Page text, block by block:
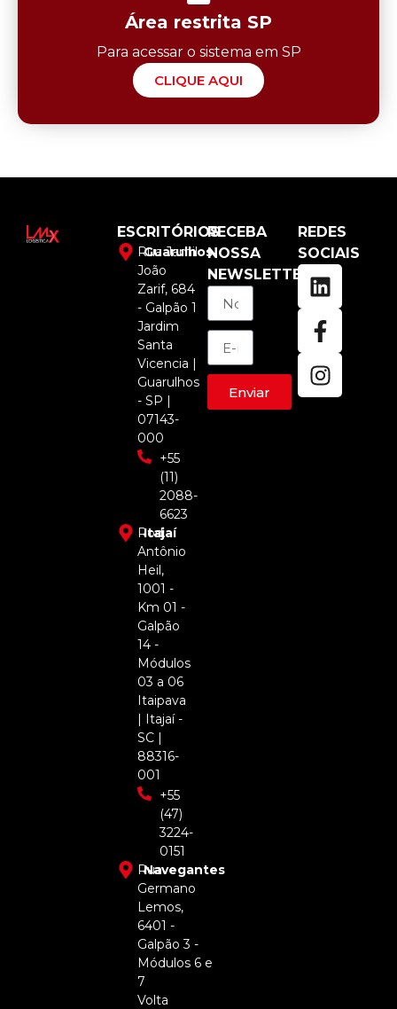
Área restrita SP
Para acessar o sistema em SP
CLIQUE AQUI
ESCRITÓRIOS
Guarulhos
Rua Jamil
João
Zarif, 684
- Galpão 1
Jardim
Santa
Vicencia |
Guarulhos
- SP |
07143-
000
+55
(11)
2088-
6623
Itajaí
Rod.
Antônio
Heil,
1001 -
Km 01 -
Galpão
14 -
Módulos
03 a 06
Itaipava
| Itajaí -
SC |
88316-
001
+55
(47)
3224-
0151
Navegantes
Rua
Germano
Lemos,
6401 -
Galpão 3 -
Módulos 6 e
7
Volta
RECEBA
NOSSA
NEWSLETTER
Enviar
REDES
SOCIAIS